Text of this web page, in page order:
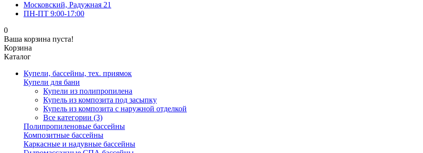
Московский, Радужная 21
ПН-ПТ 9:00-17:00
0
Ваша корзина пуста!
Корзина
Каталог
Купели, бассейны, тех. приямок
Купели для бани
Купели из полипропилена
Купель из композита под засыпку
Купель из композита с наружной отделкой
Все категории (3)
Полипропиленовые бассейны
Композитные бассейны
Каркасные и надувные бассейны